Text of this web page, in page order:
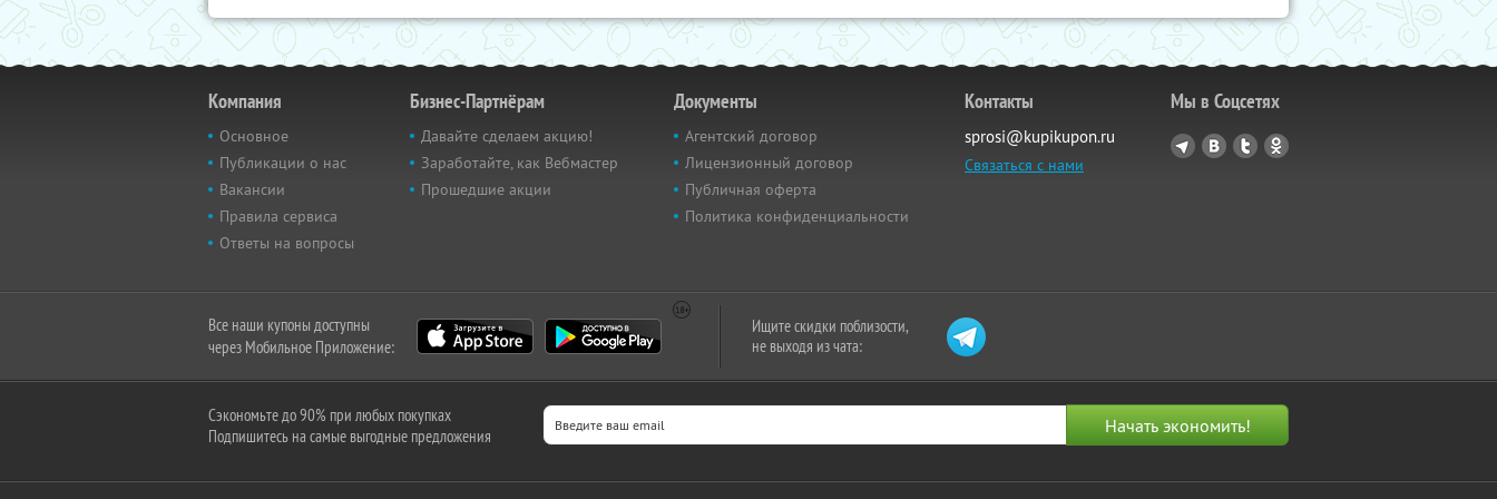
Компания
Основное
Публикации о нас
Вакансии
Правила сервиса
Ответы на вопросы
Бизнес-Партнёрам
Давайте сделаем акцию!
Заработайте, как Вебмастер
Прошедшие акции
Документы
Агентский договор
Лицензионный договор
Публичная оферта
Политика конфиденциальности
Контакты
sprosi@kupikupon.ru
Связаться с нами
Мы в Соцсетях
Все наши купоны доступны
через Мобильное Приложение:
Ищите скидки поблизости,
не выходя из чата:
Сэкономьте до 90% при любых покупках
Подпишитесь на самые выгодные предложения